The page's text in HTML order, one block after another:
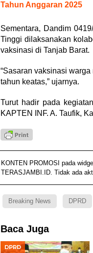
Tahun Anggaran 2025
Sementara, Dandim
Tinggi dilaksanakan
vaksinasi di Tanjab Barat.
“Sasaran vaksinasi
tahun keatas,” ujarnya.
Turut hadir pada
KAPTEN INF. A. Taufik,
KONTEN PROMOSI pada
TERASJAMBI.ID. Tidak ada
Breaking News DPRD
Baca Juga
DPRD